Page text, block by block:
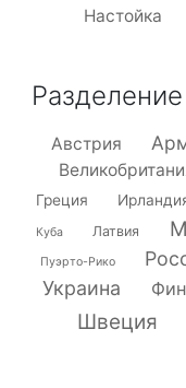
Настойка
Австрия
Греция
Куба Латвия
Пуэрто-Рико
Украина
Швеция